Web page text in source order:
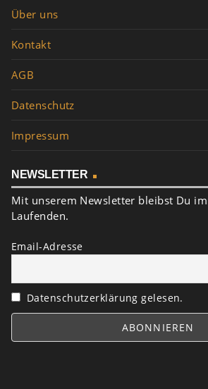
Über uns
Kontakt
AGB
Datenschutz
Impressum
NEWSLETTER
Mit unserem Newsletter bleibst Du
Laufenden.
Email-Adresse
Datenschutzerklärung gelesen.